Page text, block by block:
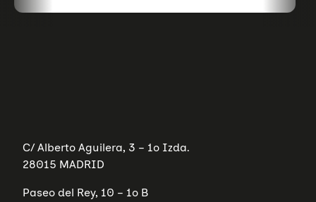
C/ Alberto Aguilera, 3 – 1º Izda.
28015 MADRID
Paseo del Rey, 10 – 1º B